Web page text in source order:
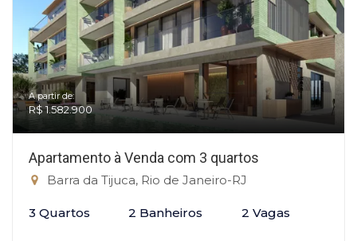
A partir de:
R$ 1.582.900
Apartamento à Venda com 3 quartos
Barra da Tijuca, Rio de Janeiro-RJ
3 Quartos 2 Banheiros 2 Vagas